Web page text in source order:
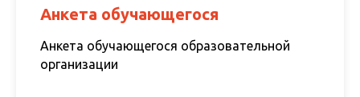
Анкета обучающегося
Анкета обучающегося образовательной
организации